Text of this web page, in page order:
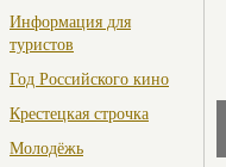
Информация для
туристов
Год Российского кино
Крестецкая строчка
Молодёжь